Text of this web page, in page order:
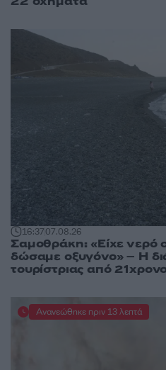
16:3707.08.26
Σαμοθράκη: «Είχε νερό
δώσαμε οξυγόνο» – Η
τουρίστριας από
Ανανεώθηκε πριν 13 λεπτά